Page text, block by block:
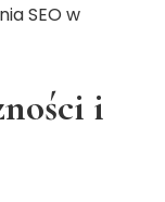
SEO w
i